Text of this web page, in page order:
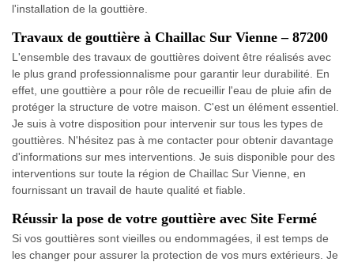
l'installation de la gouttière.
Travaux de gouttière à Chaillac Sur Vienne – 87200
L'ensemble des travaux de gouttières doivent être réalisés avec
le plus grand professionnalisme pour garantir leur durabilité. En
effet, une gouttière a pour rôle de recueillir l'eau de pluie afin de
protéger la structure de votre maison. C'est un élément essentiel.
Je suis à votre disposition pour intervenir sur tous les types de
gouttières. N'hésitez pas à me contacter pour obtenir davantage
d'informations sur mes interventions. Je suis disponible pour des
interventions sur toute la région de Chaillac Sur Vienne, en
fournissant un travail de haute qualité et fiable.
Réussir la pose de votre gouttière avec Site Fermé
Si vos gouttières sont vieilles ou endommagées, il est temps de
les changer pour assurer la protection de vos murs extérieurs. Je